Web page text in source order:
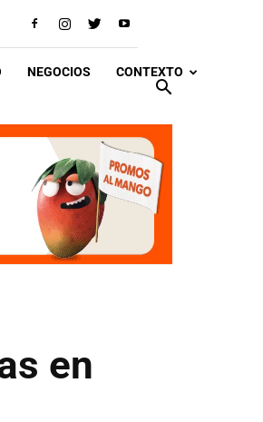
NEGOCIOS CONTEXTO
en